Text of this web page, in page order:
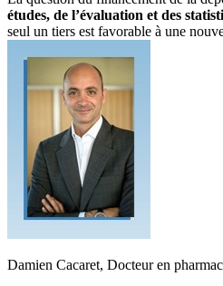
études, de l’évaluation et des
seul un tiers est favorable à une
Damien Cacaret, Docteur en